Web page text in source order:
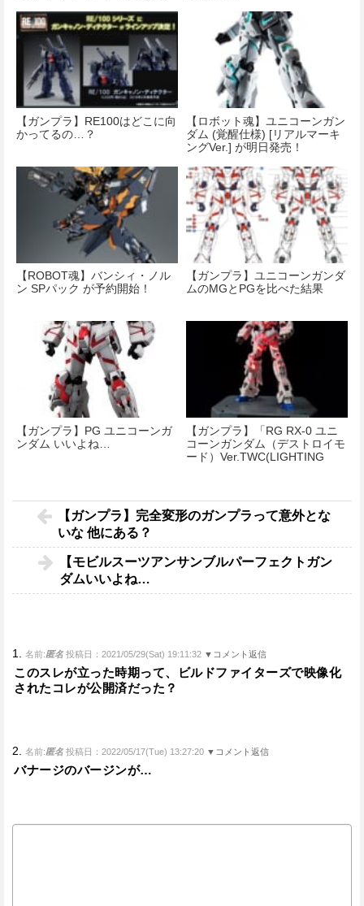
【ガンプラ】RE100はどこに向
かってるの…？
【ロボット魂】ユニコーンガン
ダム (覚醒仕様) [リアルマーキ
ングVer.] が明日発売！
【ROBOT魂】バンシィ・ノル
ン SPパック が予約開始！
【ガンプラ】ユニコーンガンダ
ムのMGとPGを比べた結果
【ガンプラ】PG ユニコーンガ
ンダム いいよね…
【ガンプラ】「RG RX-0 ユニ
コーンガンダム（デストロイモ
ード）Ver.TWC(LIGHTING
【ガンプラ】完全変形のガンプラって意外とな
いな 他にある？
【モビルスーツアンサンブルパーフェクトガン
ダムいいよね…
1. 名前:匿名 投稿日：2021/05/29(Sat) 19:11:32 ▼コメント返信
このスレが立った時期って、ビルドファイターズで映像化
されたコレが公開済だった？
2. 名前:匿名 投稿日：2022/05/17(Tue) 13:27:20 ▼コメント返信
バナージのバージンが…